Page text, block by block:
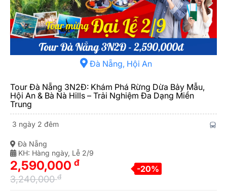
Đà Nẵng, Hội An
Tour Đà Nẵng 3N2Đ: Khám Phá Rừng Dừa Bảy Mẫu,
Hội An & Bà Nà Hills – Trải Nghiệm Đa Dạng Miền
Trung
3 ngày 2 đêm
Đà Nẵng
KH: Hàng ngày, Lễ 2/9
2,590,000 đ
3,240,000đ
-20%